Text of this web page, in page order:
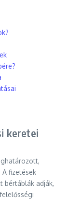
keretei
fizetések
bértáblák adják,